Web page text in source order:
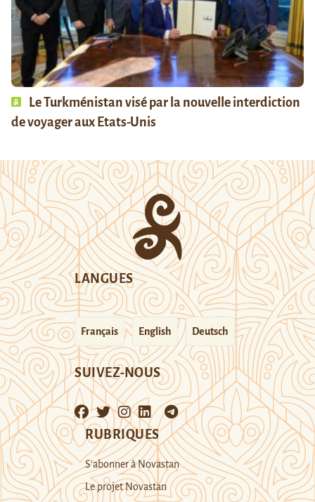
Le Turkménistan visé par la nouvelle interdiction
de voyager aux Etats-Unis
LANGUES
Français English Deutsch
SUIVEZ-NOUS
RUBRIQUES
S’abonner à Novastan
Le projet Novastan